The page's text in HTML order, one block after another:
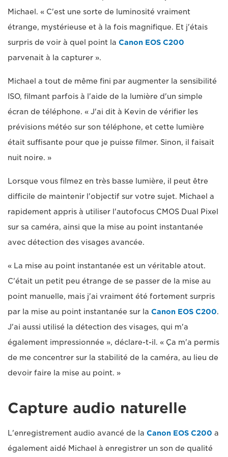
Michael. « C'est une sorte de luminosité vraiment
étrange, mystérieuse et à la fois magnifique. Et j'étais
surpris de voir à quel point la Canon EOS C200
parvenait à la capturer ».
Michael a tout de même fini par augmenter la sensibilité
ISO, filmant parfois à l'aide de la lumière d'un simple
écran de téléphone. « J'ai dit à Kevin de vérifier les
prévisions météo sur son téléphone, et cette lumière
était suffisante pour que je puisse filmer. Sinon, il faisait
nuit noire. »
Lorsque vous filmez en très basse lumière, il peut être
difficile de maintenir l'objectif sur votre sujet. Michael a
rapidement appris à utiliser l'autofocus CMOS Dual Pixel
sur sa caméra, ainsi que la mise au point instantanée
avec détection des visages avancée.
« La mise au point instantanée est un véritable atout.
C'était un petit peu étrange de se passer de la mise au
point manuelle, mais j'ai vraiment été fortement surpris
par la mise au point instantanée sur la Canon EOS C200.
J'ai aussi utilisé la détection des visages, qui m'a
également impressionnée », déclare-t-il. « Ça m'a permis
de me concentrer sur la stabilité de la caméra, au lieu de
devoir faire la mise au point. »
Capture audio naturelle
L'enregistrement audio avancé de la Canon EOS C200 a
également aidé Michael à enregistrer un son de qualité